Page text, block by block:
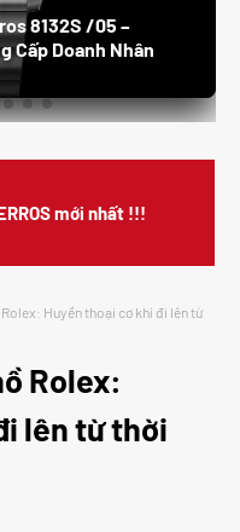
8132S /05 –
Cấp Doanh Nhân
mới nhất !!!
Huyền thoại cơ khí đi lên từ
Rolex:
lên từ thời